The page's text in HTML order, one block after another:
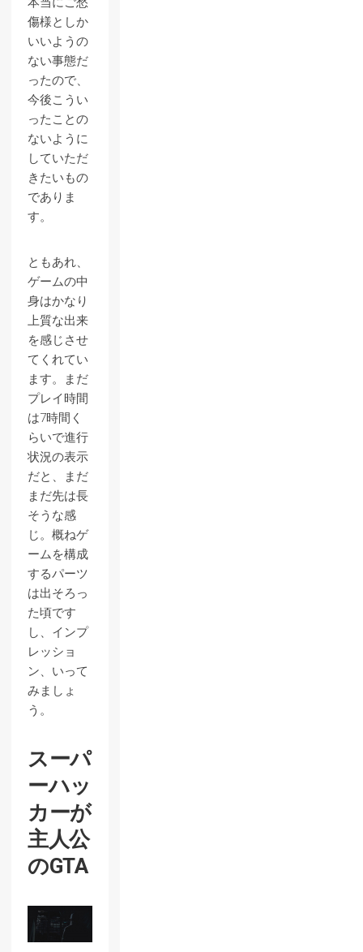
傷様としか
いいようの
ない事態だ
ったので、
今後こうい
ったことの
ないように
していただ
きたいもの
でありま
す。
ともあれ、
ゲームの中
身はかなり
上質な出来
を感じさせ
てくれてい
ます。まだ
プレイ時間
は7時間く
らいで進行
状況の表示
だと、まだ
まだ先は長
そうな感
じ。概ねゲ
ームを構成
するパーツ
は出そろっ
た頃です
し、インプ
レッショ
ン、いって
みましょ
う。
スーパ
ーハッ
カーが
主人公
のGTA